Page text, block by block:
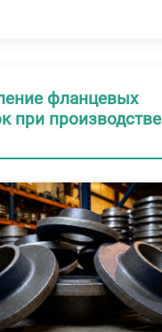
фланцевых
при производстве